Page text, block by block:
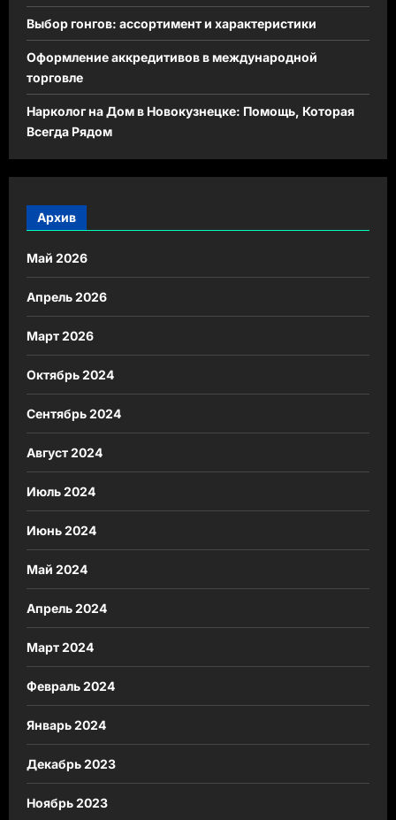
Выбор гонгов: ассортимент и характеристики
Оформление аккредитивов в международной
торговле
Нарколог на Дом в Новокузнецке: Помощь, Которая
Всегда Рядом
Архив
Май 2026
Апрель 2026
Март 2026
Октябрь 2024
Сентябрь 2024
Август 2024
Июль 2024
Июнь 2024
Май 2024
Апрель 2024
Март 2024
Февраль 2024
Январь 2024
Декабрь 2023
Ноябрь 2023